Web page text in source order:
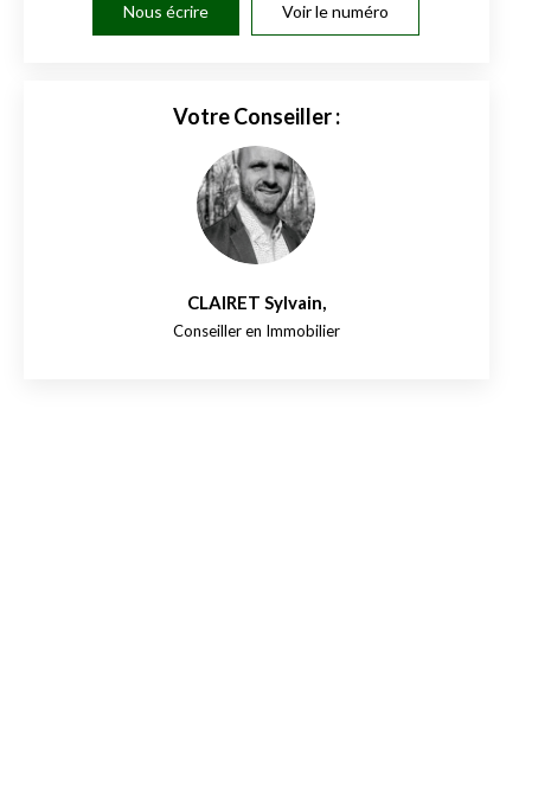
Nous écrire Voir le numéro
Votre Conseiller :
CLAIRET Sylvain,
Conseiller en Immobilier